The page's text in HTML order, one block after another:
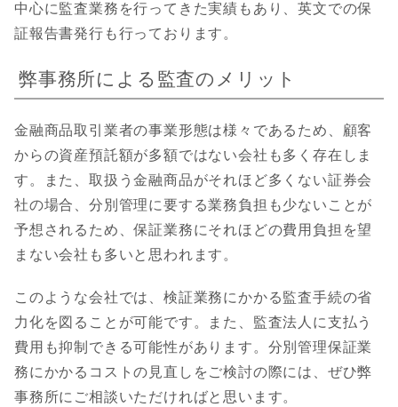
中心に監査業務を行ってきた実績もあり、英文での保
証報告書発行も行っております。
弊事務所による監査のメリット
金融商品取引業者の事業形態は様々であるため、顧客
からの資産預託額が多額ではない会社も多く存在しま
す。また、取扱う金融商品がそれほど多くない証券会
社の場合、分別管理に要する業務負担も少ないことが
予想されるため、保証業務にそれほどの費用負担を望
まない会社も多いと思われます。
このような会社では、検証業務にかかる監査手続の省
力化を図ることが可能です。また、監査法人に支払う
費用も抑制できる可能性があります。分別管理保証業
務にかかるコストの見直しをご検討の際には、ぜひ弊
事務所にご相談いただければと思います。